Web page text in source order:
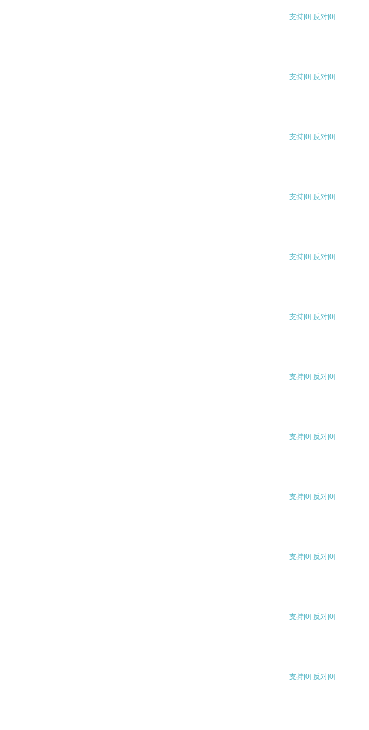
支持[0] 反对[0]
支持[0] 反对[0]
支持[0] 反对[0]
支持[0] 反对[0]
支持[0] 反对[0]
支持[0] 反对[0]
支持[0] 反对[0]
支持[0] 反对[0]
支持[0] 反对[0]
支持[0] 反对[0]
支持[0] 反对[0]
支持[0] 反对[0]